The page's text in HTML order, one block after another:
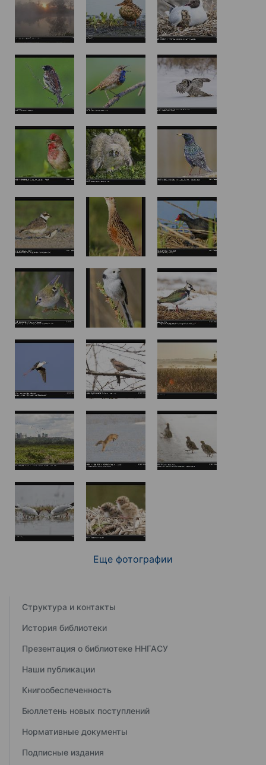
Еще фотографии
Структура и контакты
История библиотеки
Презентация о библиотеке ННГАСУ
Наши публикации
Книгообеспеченность
Бюллетень новых поступлений
Нормативные документы
Подписные издания